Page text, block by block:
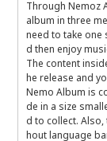
Through Nemoz
album in three
need to take one
d then enjoy
The content
he release and
Nemo Album is
de in a size
d to collect.
hout language